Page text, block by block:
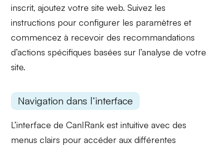
inscrit, ajoutez votre site web. Suivez les
instructions pour configurer les paramètres et
commencez à recevoir des recommandations
d’actions spécifiques basées sur l’analyse de votre
site.
Navigation dans l’interface
L’interface de CanIRank est intuitive avec des
menus clairs pour accéder aux différentes